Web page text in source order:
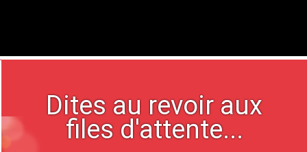
Dites au revoir aux
files d'attente...